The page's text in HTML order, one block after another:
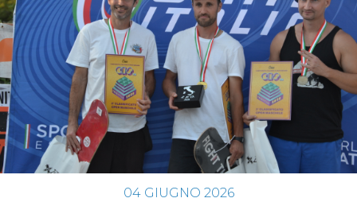
04 GIUGNO 2026